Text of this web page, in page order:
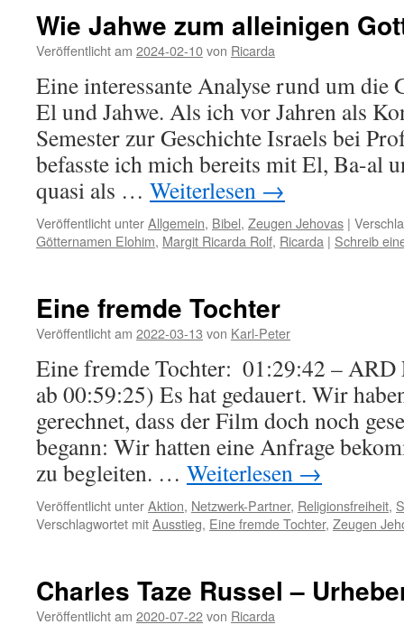
Wie Jahwe zum alleinigen
Veröffentlicht am 2024-02-10von Ricarda
Eine interessante Analyse rund um die
El und Jahwe. Als ich vor Jahren als
Semester zur Geschichte Israels bei
befasste ich mich bereits mit El, Ba-al
quasi als … Weiterlesen →
Veröffentlicht unterAllgemein, Bibel, Zeugen Jehovas |
Götternamen Elohim, Margit Ricarda Rolf, Ricarda | Schreib
Eine fremde Tochter
Veröffentlicht am 2022-03-13 von Karl-Peter
Eine fremde Tochter: 01:29:42 –
ab 00:59:25) Es hat gedauert. Wir
gerechnet, dass der Film doch noch
begann: Wir hatten eine Anfrage
zu begleiten. … Weiterlesen →
Veröffentlicht unterAktion, Netzwerk-Partner, Religionsfreiheit,
Verschlagwortet mitAusstieg, Eine fremde Tochter, Zeugen
Charles Taze Russel –
Veröffentlicht am 2020-07-22von Ricarda